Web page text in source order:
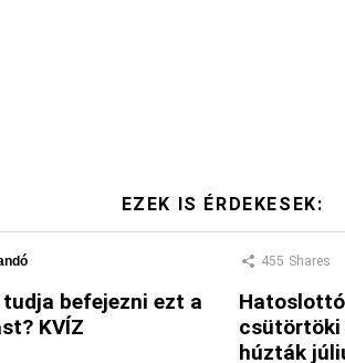
EZEK IS ÉRDEKESEK:
befejezni ezt a
KVÍZ
455 Shares
csütörtöki
húzták